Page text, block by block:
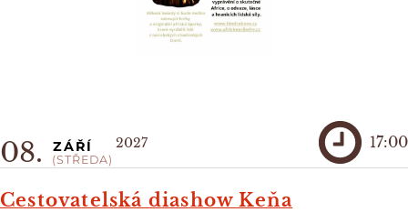
Cestovatelská diashow Keňa
08. ZÁŘÍ
(STŘEDA)
2027 17:00